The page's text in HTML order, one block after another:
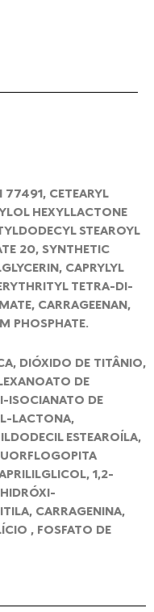
77491, CETEARYL
HEXYLLACTONE
STEAROYL
20, SYNTHETIC
CAPRYLYL
TETRA-DI-
CARRAGEENAN,
PHOSPHATE.
DIÓXIDO DE TITÂNIO,
DE
ISOCIANATO DE
LACTONA,
ESTEAROÍLA,
1,2-
CARRAGENINA,
, FOSFATO DE